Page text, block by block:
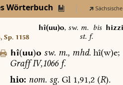
Wörterbuch
Sp. 1158
hî(uu)o, sw. m. bis
st. f.
hî(uu)o sw. m., mhd. hî(w)e;
GraffIV,1066f.
hio: nom.sg.Gl1,91,2 (R).